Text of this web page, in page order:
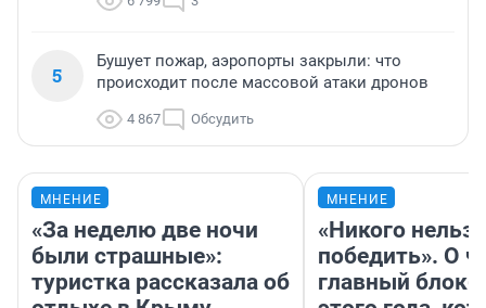
5
Бушует пожар, аэропорты закрыли: что
происходит после массовой атаки дронов
4 867 Обсудить
МНЕНИЕ
«За неделю две ночи
были страшные»:
туристка рассказала об
МНЕНИЕ
«Никого нельзя
победить». О
главный